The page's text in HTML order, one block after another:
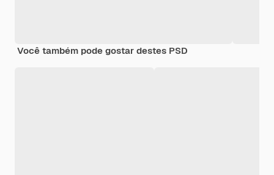
Você também pode gostar destes PSD